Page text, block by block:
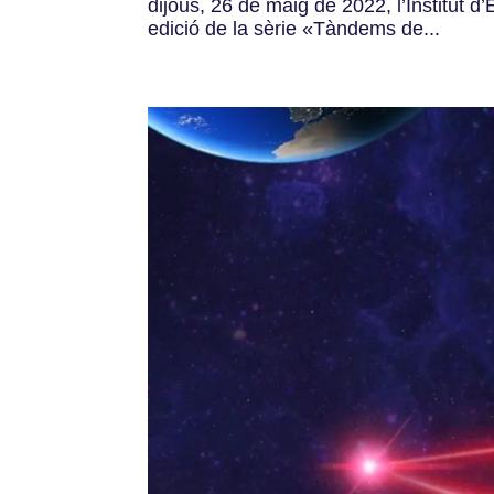
dijous, 26 de maig de 2022, l’Institut
edició de la sèrie «Tàndems de...